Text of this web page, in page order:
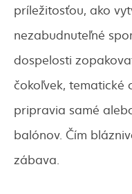
príležitosťou, ako
nezabudnuteľné
dospelosti
čokoľvek, tematické
pripravia samé
balónov. Čím
zábava.